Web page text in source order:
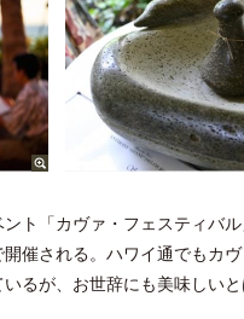
ト「カヴァ・フェスティバ
催される。ハワイ通でもカ
るが、お世辞にも美味しいと